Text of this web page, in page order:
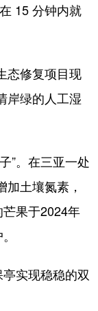
15 分钟内就
修复项目现
岸绿的人工湿
”。在三亚一处
土壤氮素，
果于2024年
实现稳稳的双